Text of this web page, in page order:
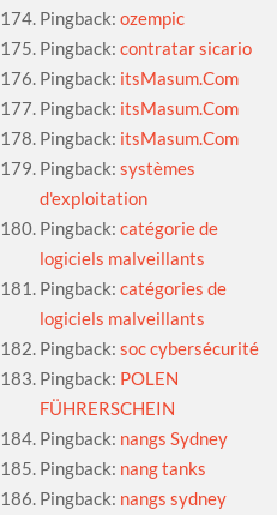
Pingback:ozempic
Pingback:contratar sicario
Pingback: itsMasum.Com
Pingback: itsMasum.Com
Pingback: itsMasum.Com
Pingback:systèmes
d'exploitation
Pingback:catégorie de
logiciels malveillants
Pingback:catégories de
logiciels malveillants
Pingback:soc cybersécurité
Pingback: POLEN
FÜHRERSCHEIN
Pingback: nangs Sydney
Pingback: nang tanks
Pingback: nangs sydney